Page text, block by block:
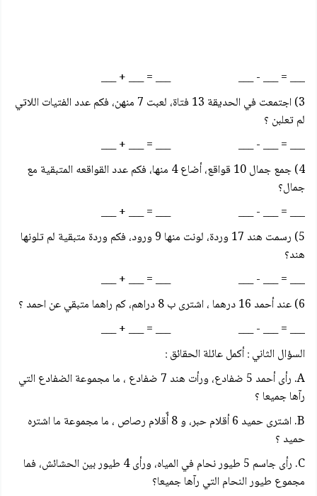
___ = ___ - ___ ___ = ___ + ___
3) اجتمعت في الحديقة 13 فتاة، لعبت 7 منهن، فكم عدد الفتيات اللاتي
لم تعلبن ؟
___ = ___ - ___ ___ = ___ + ___
4) جمع جمال 10 قواقع، أضاع 4 منها، فكم عدد القواقعه المتبقية مع
جمال؟
___ = ___ - ___ ___ = ___ + ___
5) رسمت هند 17 وردة، لونت منها 9 ورود، فكم وردة متبقية لم تلونها
هند؟
___ = ___ - ___ ___ = ___ + ___
6) عند أحمد 16 درهما ، اشترى ب 8 دراهم، كم راهما متبقي عن احمد ؟
___ = ___ - ___ ___ = ___ + ___
السؤال الثاني : أكمل عائلة الحقائق :
A. رأى أحمد 5 ضفادع، ورأت هند 7 ضفادع ، ما مجموعة الضفادع التي
رآها جميعا ؟
B. اشترى حميد 6 أقلام حبر، و 8 أٌقلام رصاص ، ما مجموعة ما اشتره
حميد ؟
C. رأى جاسم 5 طيور نحام في المياه، ورأى 4 طيور بين الحشائش، فما
مجموع طيور النحام التي رآها جميعا؟